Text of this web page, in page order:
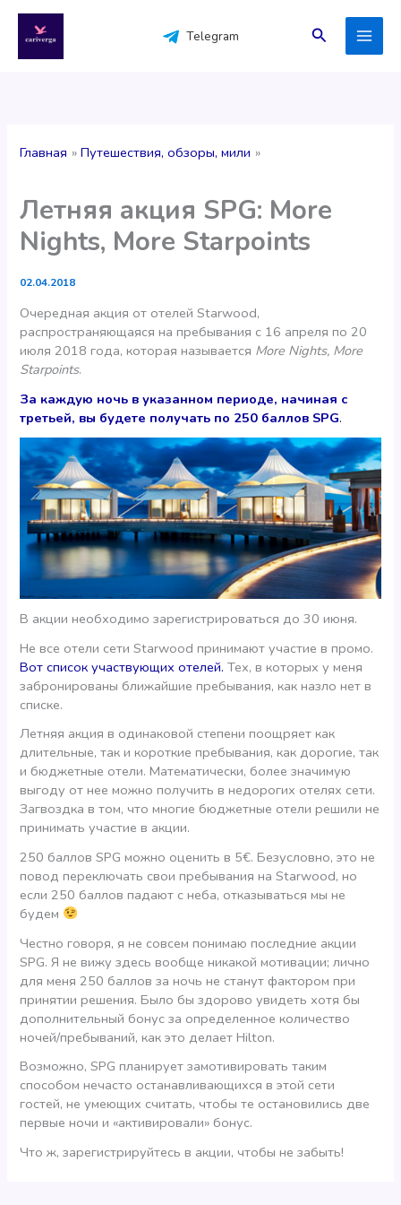
содержимому
Telegram Поиск
Главная Путешествия, обзоры, мили
Летняя акция SPG: More
Nights, More Starpoints
02.04.2018
Очередная акция от отелей Starwood,
распространяющаяся на пребывания с 16 апреля по 20
июля 2018 года, которая называется More Nights, More
Starpoints.
За каждую ночь в указанном периоде, начиная с
третьей, вы будете получать по 250 баллов SPG.
В акции необходимо зарегистрироваться до 30 июня.
Не все отели сети Starwood принимают участие в промо.
Вот список участвующих отелей. Тех, в которых у меня
забронированы ближайшие пребывания, как назло нет в
списке.
Летняя акция в одинаковой степени поощряет как
длительные, так и короткие пребывания, как дорогие, так
и бюджетные отели. Математически, более значимую
выгоду от нее можно получить в недорогих отелях сети.
Загвоздка в том, что многие бюджетные отели решили не
принимать участие в акции.
250 баллов SPG можно оценить в 5€. Безусловно, это не
повод переключать свои пребывания на Starwood, но
если 250 баллов падают с неба, отказываться мы не
будем
Честно говоря, я не совсем понимаю последние акции
SPG. Я не вижу здесь вообще никакой мотивации; лично
для меня 250 баллов за ночь не станут фактором при
принятии решения. Было бы здорово увидеть хотя бы
дополнительный бонус за определенное количество
ночей/пребываний, как это делает Hilton.
Возможно, SPG планирует замотивировать таким
способом нечасто останавливающихся в этой сети
гостей, не умеющих считать, чтобы те остановились две
первые ночи и «активировали» бонус.
Что ж, зарегистрируйтесь в акции, чтобы не забыть!